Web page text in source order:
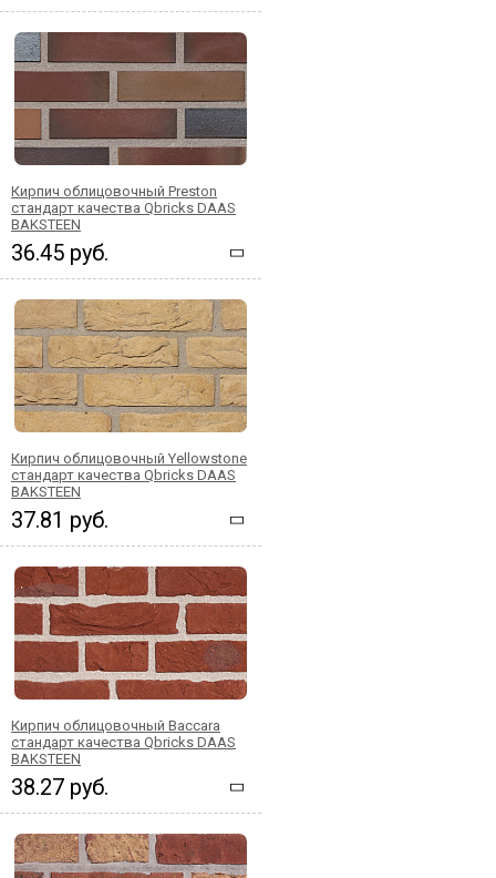
Кирпич облицовочный Preston
стандарт качества Qbricks DAAS
BAKSTEEN
36.45 руб.
Кирпич облицовочный Yellowstone
стандарт качества Qbricks DAAS
BAKSTEEN
37.81 руб.
Кирпич облицовочный Baccara
стандарт качества Qbricks DAAS
BAKSTEEN
38.27 руб.